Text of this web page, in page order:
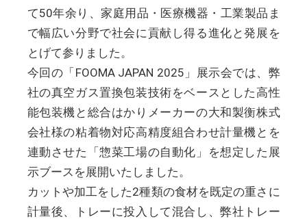
て50年余り、家庭用品・医療機器・工業製品ま
で幅広い分野で社会に貢献し得る進化と発展を
とげて参りました。
今回の「FOOMA JAPAN 2025」展示会では、弊
社の真空ガス置換包装技術をベースとした高性
能包装機と総合はかりメーカーの大和製衡株式
会社様の粘着物対応高精度組合わせ計量機とを
連動させた「惣菜工場の自動化」を想定した展
示ブースを展開いたしました。
カットや加工をした2種類の食材を既定の重さに
計量後、トレーに投入して混合し、弊社トレー